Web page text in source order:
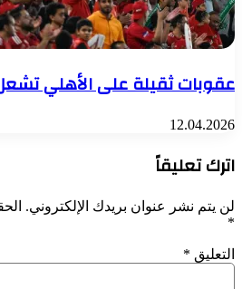
عقوبات ثقيلة على الأهلي
12.04.2026
اترك تعليقاً
لن يتم نشر عنوان بريدك الإلكتروني.
*
التعليق *